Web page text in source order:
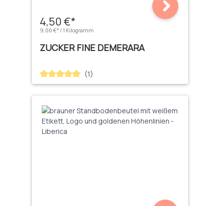
4,50 €*
9,00 €* / 1 Kilogramm
ZUCKER FINE DEMERARA
Durchschnittliche Bewertung von 5 von 5 Sternen
(1)